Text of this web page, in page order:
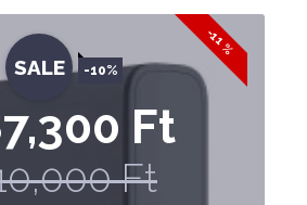
-11 %
SALE -10%
Ft
Ft